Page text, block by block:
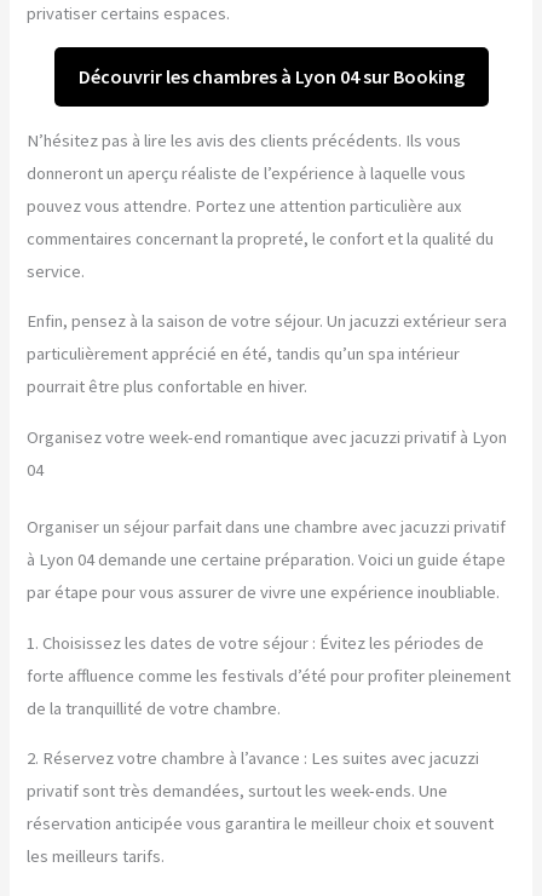
privatiser certains espaces.
Découvrir les chambres à Lyon 04 sur Booking
N’hésitez pas à lire les avis des clients précédents. Ils vous
donneront un aperçu réaliste de l’expérience à laquelle vous
pouvez vous attendre. Portez une attention particulière aux
commentaires concernant la propreté, le confort et la qualité du
service.
Enfin, pensez à la saison de votre séjour. Un jacuzzi extérieur sera
particulièrement apprécié en été, tandis qu’un spa intérieur
pourrait être plus confortable en hiver.
Organisez votre week-end romantique avec jacuzzi privatif à Lyon
04
Organiser un séjour parfait dans une chambre avec jacuzzi privatif
à Lyon 04 demande une certaine préparation. Voici un guide étape
par étape pour vous assurer de vivre une expérience inoubliable.
1. Choisissez les dates de votre séjour : Évitez les périodes de
forte affluence comme les festivals d’été pour profiter pleinement
de la tranquillité de votre chambre.
2. Réservez votre chambre à l’avance : Les suites avec jacuzzi
privatif sont très demandées, surtout les week-ends. Une
réservation anticipée vous garantira le meilleur choix et souvent
les meilleurs tarifs.